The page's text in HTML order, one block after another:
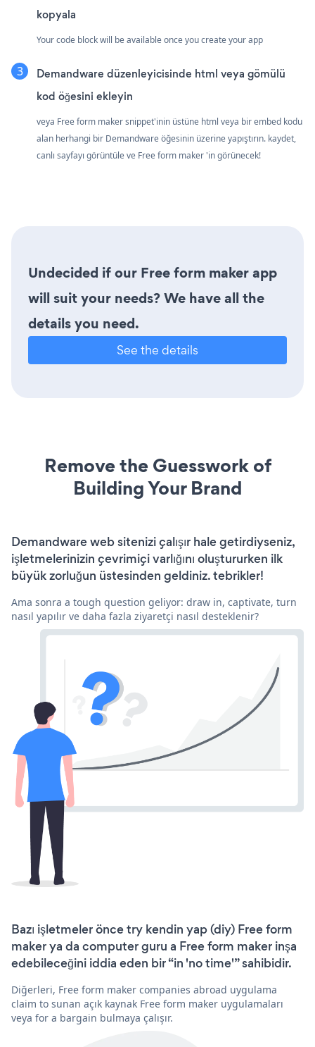
kopyala
Your code block will be available once you create your app
Demandware düzenleyicisinde html veya gömülü
kod öğesini ekleyin
veya Free form maker snippet'inin üstüne html veya bir embed kodu
alan herhangi bir Demandware öğesinin üzerine yapıştırın. kaydet,
canlı sayfayı görüntüle ve Free form maker 'in görünecek!
Undecided if our Free form maker app
will suit your needs? We have all the
details you need.
See the details
Remove the Guesswork of
Building Your Brand
Demandware web sitenizi çalışır hale getirdiyseniz,
işletmelerinizin çevrimiçi varlığını oluştururken ilk
büyük zorluğun üstesinden geldiniz. tebrikler!
Ama sonra a tough question geliyor: draw in, captivate, turn
nasıl yapılır ve daha fazla ziyaretçi nasıl desteklenir?
Bazı işletmeler önce try kendin yap (diy) Free form
maker ya da computer guru a Free form maker inşa
edebileceğini iddia eden bir “in 'no time'” sahibidir.
Diğerleri, Free form maker companies abroad uygulama
claim to sunan açık kaynak Free form maker uygulamaları
veya for a bargain bulmaya çalışır.